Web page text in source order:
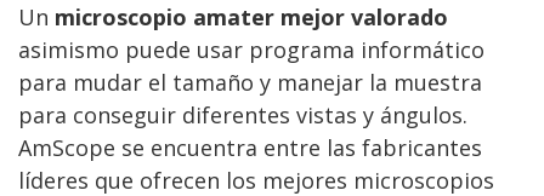
Un microscopio amater mejor valorado
asimismo puede usar programa informático
para mudar el tamaño y manejar la muestra
para conseguir diferentes vistas y ángulos.
AmScope se encuentra entre las fabricantes
líderes que ofrecen los mejores microscopios